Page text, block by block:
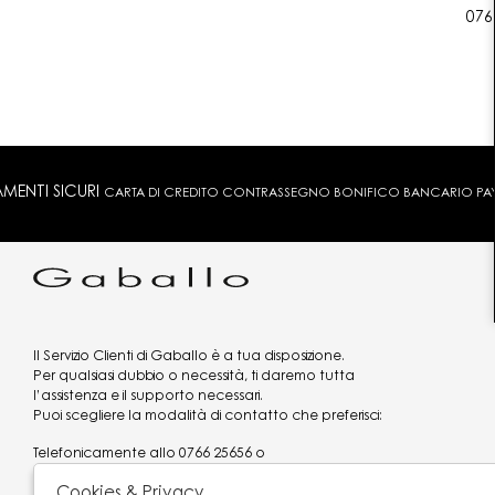
SICURI CARTA DI CREDITO CONTRASSEGNO BONIFICO BANCARIO
Il Servizio Clienti di Gaballo è a tua disposizione.
Per qualsiasi dubbio o necessità, ti daremo tutta
l’assistenza e il supporto necessari.
Puoi scegliere la modalità di contatto che preferisci:
Telefonicamente allo 0766 25656 o